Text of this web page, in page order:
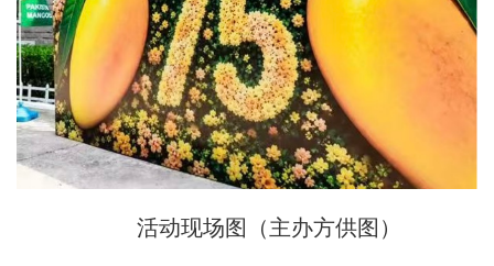
活动现场图（主办方供图）